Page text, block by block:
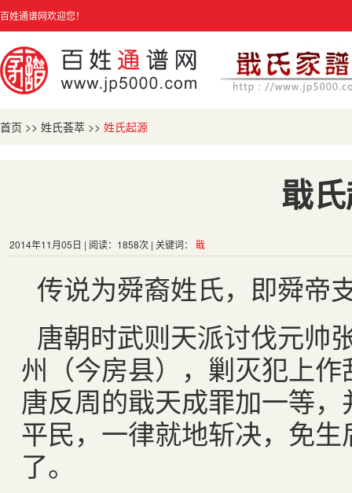
百姓通谱网欢迎您！
首页 >> 姓氏荟萃 >> 姓氏起源
戢
2014年11月05日 | 阅读：1858次 | 关键词： 戢
传说为舜裔姓氏，即舜帝
唐朝时武则天派讨伐元帅
州（今房县），剿灭犯上
唐反周的戢天成罪加一等
平民，一律就地斩决，免
了。